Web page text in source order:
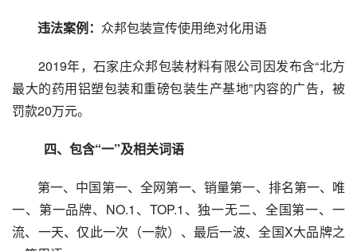
违法案例： 众邦包装宣传使用绝对化用语
2019年，石家庄众邦包装材料有限公司因发布含“北方
最大的药用铝塑包装和重磅包装生产基地”内容的广告，被
罚款20万元。
四、包含“一”及相关词语
第一、中国第一、全网第一、销量第一、排名第一、唯
一、第一品牌、NO.1、TOP.1、独一无二、全国第一、一
流、一天、仅此一次（一款）、最后一波、全国X大品牌之